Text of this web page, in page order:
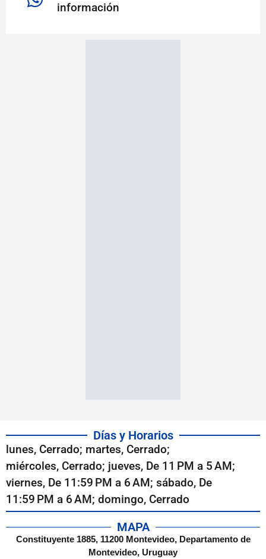
información
Días y Horarios
lunes, Cerrado; martes, Cerrado;
miércoles, Cerrado; jueves, De 11 PM a 5 AM;
viernes, De 11:59 PM a 6 AM; sábado, De
11:59 PM a 6 AM; domingo, Cerrado
MAPA
Constituyente 1885, 11200 Montevideo, Departamento de
Montevideo, Uruguay